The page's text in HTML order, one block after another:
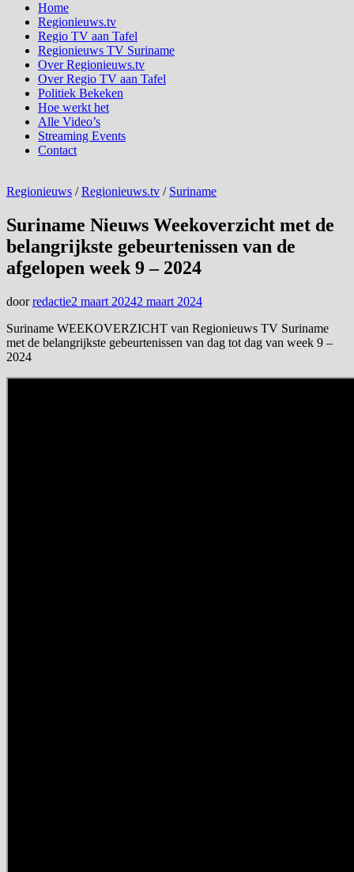
Home
Regionieuws.tv
Regio TV aan Tafel
Regionieuws TV Suriname
Over Regionieuws.tv
Over Regio TV aan Tafel
Politiek Bekeken
Hoe werkt het
Alle Video’s
Streaming Events
Contact
Regionieuws /Regionieuws.tv / Suriname
Suriname Nieuws Weekoverzicht met de
belangrijkste gebeurtenissen van de
afgelopen week 9 – 2024
doorredactie2 maart 20242 maart 2024
Suriname WEEKOVERZICHT van Regionieuws TV Suriname
met de belangrijkste gebeurtenissen van dag tot dag van week 9 –
2024